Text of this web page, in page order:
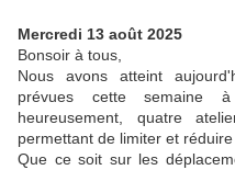
Mercredi 13 août 2025
Bonsoir à tous,
Nous avons atteint
prévues cette semaine
heureusement, quatre
permettant de limiter et
Que ce soit sur les